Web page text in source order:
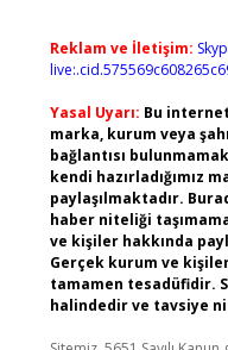
Reklam ve İletişim:
Yasal Uyarı: Bu
marka, kurum veya
bağlantısı
kendi hazırladığımız
paylaşılmaktadır.
haber niteliği
ve kişiler hakkında
Gerçek kurum ve
tamamen tesadüfidir.
halindedir ve tavsiye